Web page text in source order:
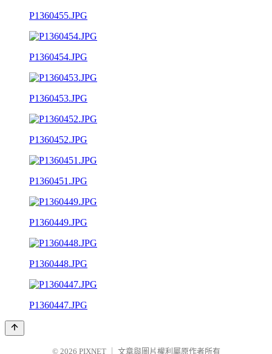
P1360455.JPG
P1360454.JPG
P1360453.JPG
P1360452.JPG
P1360451.JPG
P1360449.JPG
P1360448.JPG
P1360447.JPG
© 2026 PIXNET 文章與圖片權利屬原作者所有